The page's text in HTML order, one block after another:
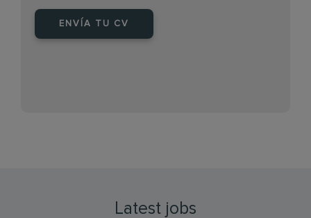
ENVÍA TU CV
Latest jobs